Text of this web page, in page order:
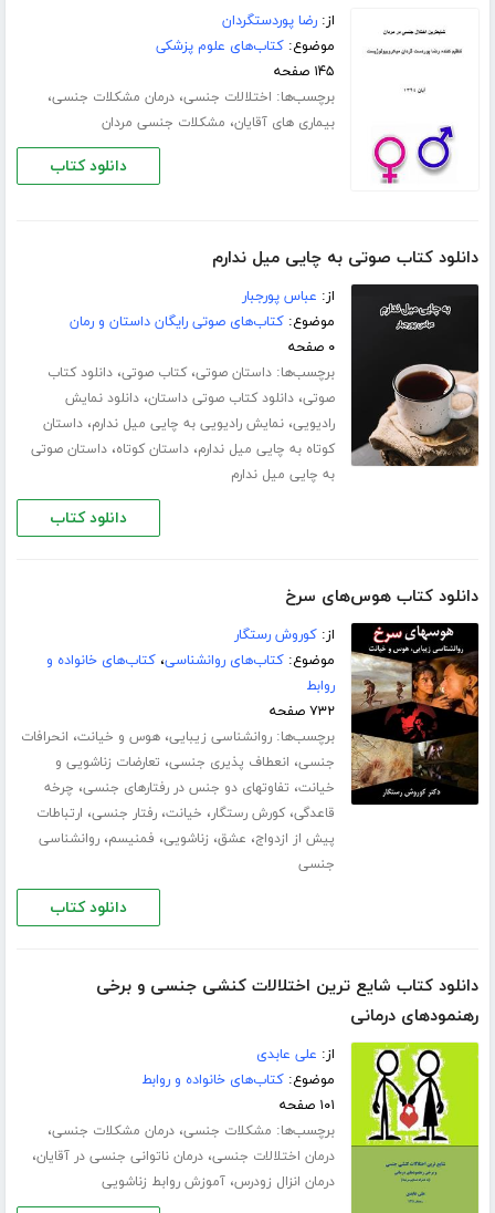
از:رضا پوردستگردان
موضوع:کتاب‌های علوم پزشکی
۱۴۵ صفحه
برچسب‌ها: اختلالات جنسی،درمان مشکلات جنسی،
بیماری های آقایان، مشکلات جنسی مردان
دانلود کتاب
دانلود کتاب صوتی به چایی میل ندارم
از: عباس پورجبار
موضوع:کتاب‌های صوتی رایگان داستان و رمان
۰ صفحه
برچسب‌ها:داستان صوتی،کتاب صوتی،دانلود کتاب
صوتی،دانلود کتاب صوتی داستان،دانلود نمایش
رادیویی،نمایش رادیویی به چایی میل ندارم،داستان
کوتاه به چایی میل ندارم،داستان کوتاه،داستان صوتی
به چایی میل ندارم
دانلود کتاب
دانلود کتاب هوس‌های سرخ
از:کوروش رستگار
موضوع:کتاب‌های روانشناسی،کتاب‌های خانواده و
روابط
۷۳۲ صفحه
برچسب‌ها:روانشناسی زیبایی،هوس و خیانت، انحرافات
جنسی، انعطاف پذیری جنسی، تعارضات زناشویی و
خیانت، تفاوتهای دو جنس در رفتارهای جنسی، چرخه
قاعدگی،کورش رستگار، خیانت،رفتار جنسی، ارتباطات
پیش از ازدواج، عشق، زناشویی، فمنیسم،روانشناسی
جنسی
دانلود کتاب
دانلود کتاب شایع ترین اختلالات کنشی جنسی و برخی
رهنمودهای درمانی
از: علی عابدی
موضوع:کتاب‌های خانواده و روابط
۱۰۱ صفحه
برچسب‌ها: مشکلات جنسی،درمان مشکلات جنسی،
درمان اختلالات جنسی،درمان ناتوانی جنسی در آقایان،
درمان انزال زودرس،آموزش روابط زناشویی